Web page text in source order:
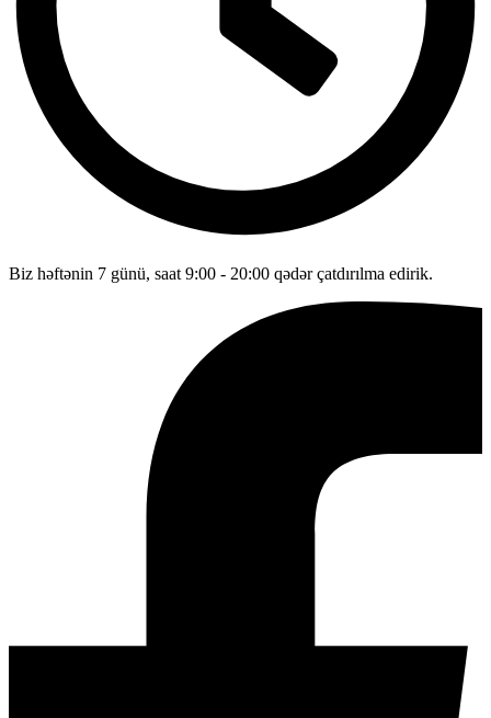
Biz həftənin 7 günü, saat 9:00 - 20:00 qədər çatdırılma edirik.